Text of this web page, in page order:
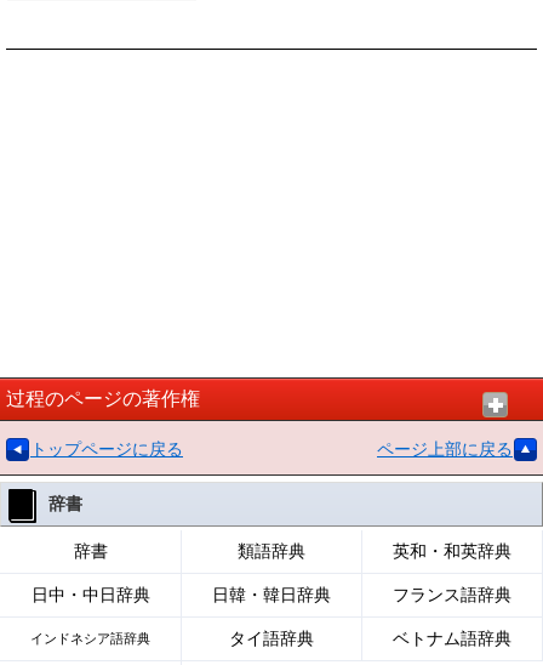
过程のページの著作権
トップページに戻る ページ上部に戻る
辞書
辞書 類語辞典 英和・和英辞典
日中・中日辞典 日韓・韓日辞典 フランス語辞典
インドネシア語辞典 タイ語辞典 ベトナム語辞典